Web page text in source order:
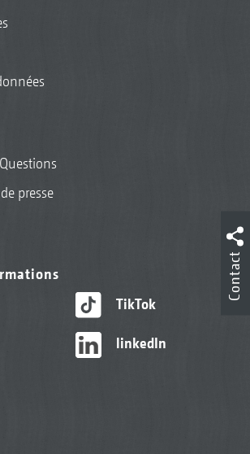
presse
TikTok
linkedIn
Contact